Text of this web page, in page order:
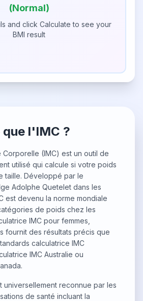
(Normal)
and click Calculate to see your
BMI result
l'IMC ?
Corporelle (IMC) est un outil de
utilisé qui calcule si votre poids
taille. Développé par le
Adolphe Quetelet dans les
est devenu la norme mondiale
de poids chez les
IMC pour femmes,
fournit des résultats précis que
calculatrice IMC
IMC Australie ou
universellement reconnue par les
de santé incluant la